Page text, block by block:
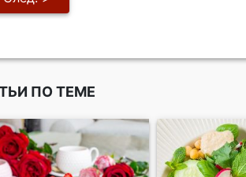
ПО ТЕМЕ